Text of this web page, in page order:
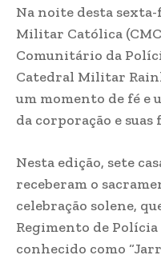
Na noite desta sexta-
Militar Católica
Comunitário da
Catedral Militar
um momento de fé
da corporação e suas
Nesta edição, sete
receberam o
celebração solene,
Regimento de Polícia
conhecido como